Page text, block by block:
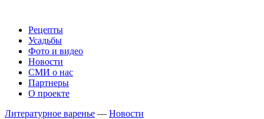
Рецепты
Усадьбы
Фото и видео
Новости
СМИ о нас
Партнеры
О проекте
Литературное варенье — Новости